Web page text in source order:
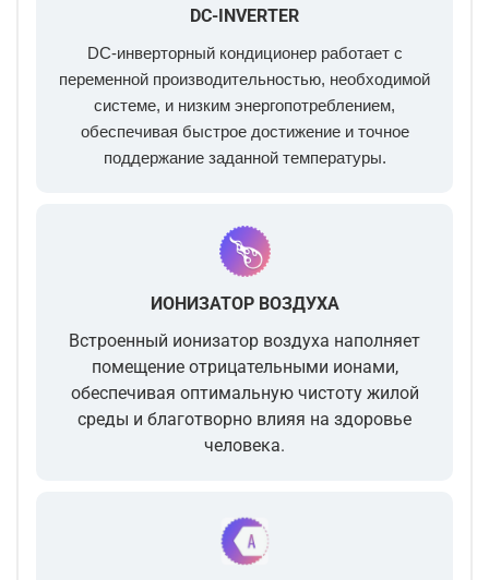
DC-INVERTER
DC-инверторный кондиционер работает с
переменной производительностью, необходимой
системе, и низким энергопотреблением,
обеспечивая быстрое достижение и точное
поддержание заданной температуры.
ИОНИЗАТОР ВОЗДУХА
Встроенный ионизатор воздуха наполняет
помещение отрицательными ионами,
обеспечивая оптимальную чистоту жилой
среды и благотворно влияя на здоровье
человека.